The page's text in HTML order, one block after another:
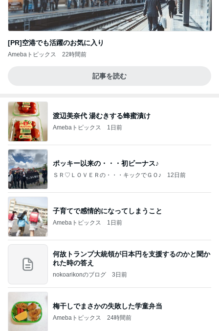
[PR]空港でも活躍のお気に入り
Amebaトピックス 22時間前
記事を読む
渡辺美奈代 湯むきする蜂蜜漬け
Amebaトピックス 1日前
ポッキー以来の・・・初ビーナス♪
ＳＲ♡ＬＯＶＥＲの・・・キックでＧＯ♪ 12日前
子育てで感情的になってしまうこと
Amebaトピックス 1日前
何故トランプ大統領が日本円を支援するのかと聞か
れた時の答え
nokoarikonのブログ 3日前
梅干しでまさかの失敗した学童弁当
Amebaトピックス 24時間前